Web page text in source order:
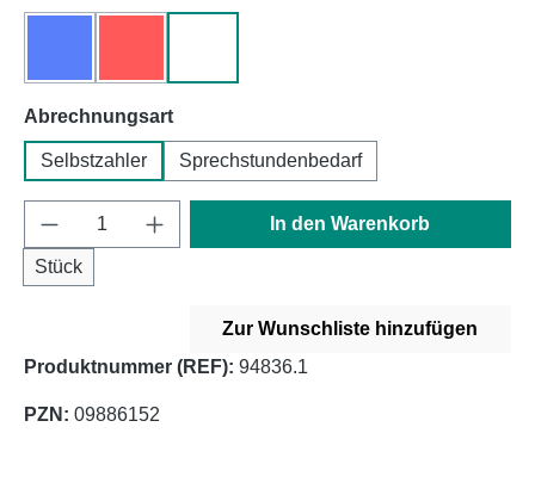
Abrechnungsartauswählen
Selbstzahler Sprechstundenbedarf
Produkt Anzahl: Gib den gewünschten
Stück
In den Warenkorb
Zur Wunschliste hinzufügen
Produktnummer (REF): 94836.1
PZN: 09886152